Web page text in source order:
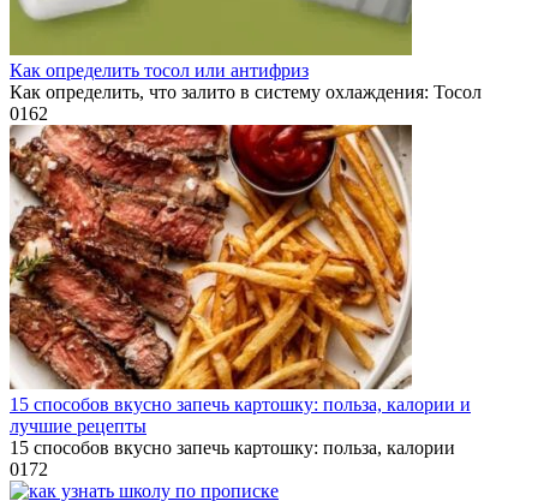
Как определить тосол или антифриз
Как определить, что залито в систему охлаждения: Тосол
0162
15 способов вкусно запечь картошку: польза, калории и
лучшие рецепты
15 способов вкусно запечь картошку: польза, калории
0172